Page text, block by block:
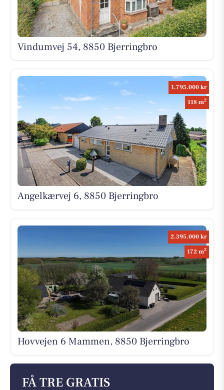
Vindumvej 54, 8850 Bjerringbro
1.795.000 kr
118 m2
Angelkærvej 6, 8850 Bjerringbro
2.395.000 kr
172 m2
Hovvejen 6 Mammen, 8850 Bjerringbro
FÅ TRE GRATIS